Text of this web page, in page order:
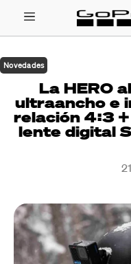
Novedades
La HERO
ultraancho e
relación 4:3
lente digital